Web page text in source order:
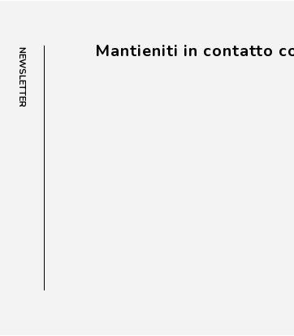
NEWSLETTER Mantieniti in contatto